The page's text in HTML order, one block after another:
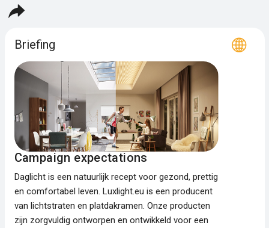
Briefing
Campaign expectations
Daglicht is een natuurlijk recept voor gezond, prettig
en comfortabel leven. Luxlight.eu is een producent
van lichtstraten en platdakramen. Onze producten
zijn zorgvuldig ontworpen en ontwikkeld voor een